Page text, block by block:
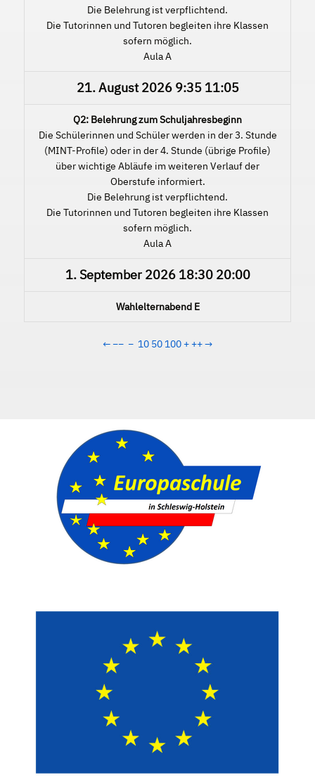
Die Belehrung ist verpflichtend.
Die Tutorinnen und Tutoren begleiten ihre Klassen
sofern möglich.
Aula A
21. August 20269:35 11:05
Q2: Belehrung zum Schuljahresbeginn
Die Schülerinnen und Schüler werden in der 3. Stunde
(MINT-Profile) oder in der 4. Stunde (übrige Profile)
über wichtige Abläufe im weiteren Verlauf der
Oberstufe informiert.
Die Belehrung ist verpflichtend.
Die Tutorinnen und Tutoren begleiten ihre Klassen
sofern möglich.
Aula A
1. September 202618:30 20:00
Wahlelternabend E
← −− − 10 50 100 + ++→